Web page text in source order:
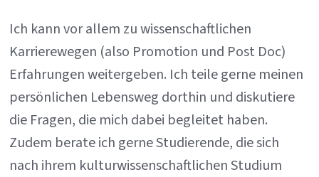
Ich kann vor allem zu wissenschaftlichen
Karrierewegen (also Promotion und Post Doc)
Erfahrungen weitergeben. Ich teile gerne meinen
persönlichen Lebensweg dorthin und diskutiere
die Fragen, die mich dabei begleitet haben.
Zudem berate ich gerne Studierende, die sich
nach ihrem kulturwissenschaftlichen Studium